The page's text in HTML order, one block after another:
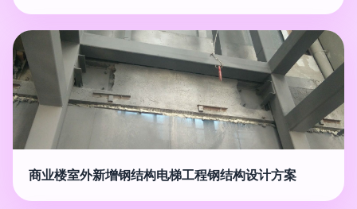
商业楼室外新增钢结构电梯工程钢结构设计方案